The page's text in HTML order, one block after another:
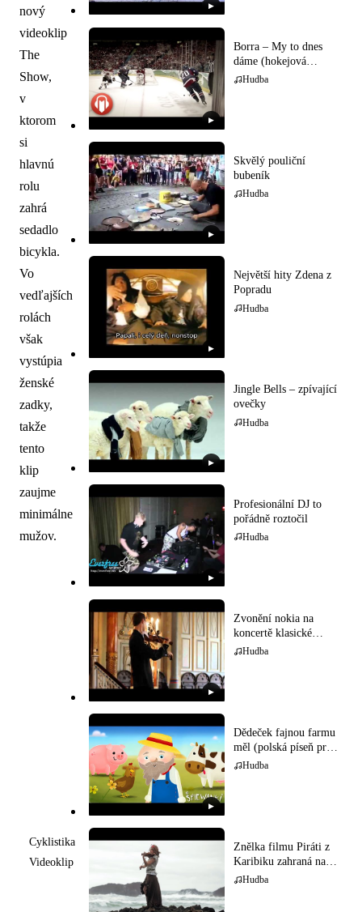
nový
videoklip
The
Show,
v
ktorom
si
hlavnú
rolu
zahrá
sedadlo
bicykla.
Vo
vedľajších
rolách
však
vystúpia
ženské
zadky,
takže
tento
klip
zaujme
minimálne
mužov.
Cyklistika
Videoklip
▶
▶
Borra – My to dnes
dáme (hokejová
hymna)
Hudba
▶
Skvělý pouliční
bubeník
Hudba
▶
Největší hity Zdena z
Popradu
Hudba
▶
Jingle Bells – zpívající
ovečky
Hudba
▶
Profesionální DJ to
pořádně roztočil
Hudba
▶
Zvonění nokia na
koncertě klasické
hudby
Hudba
▶
Dědeček fajnou farmu
měl (polská píseň pro
děti)
Hudba
Znělka filmu Piráti z
Karibiku zahraná na
houslech
Hudba